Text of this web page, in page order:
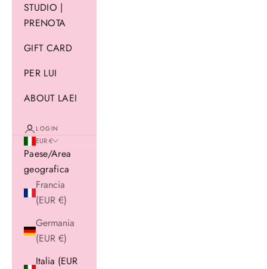
STUDIO |
PRENOTA
GIFT CARD
PER LUI
ABOUT LAEI
LOGIN
EUR €
Paese/Area
geografica
Francia
(EUR €)
Germania
(EUR €)
Italia (EUR